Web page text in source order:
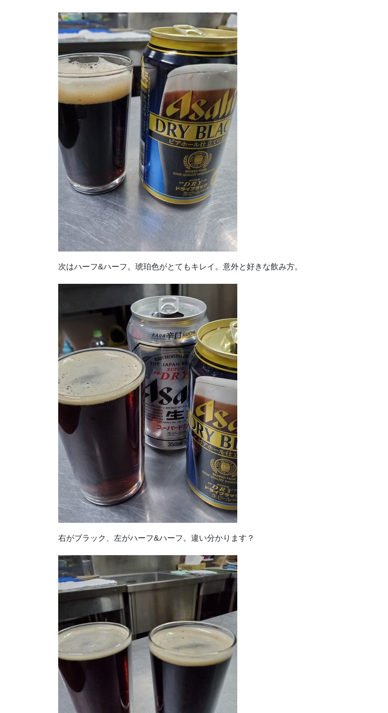
次はハーフ&ハーフ。琥珀色がとてもキレイ。意外と好きな飲み方。
右がブラック、左がハーフ&ハーフ。違い分かります？